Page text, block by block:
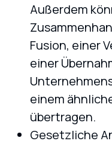
Außerdem
Fusion, einer
einer
einem
übertragen.
Gesetzliche